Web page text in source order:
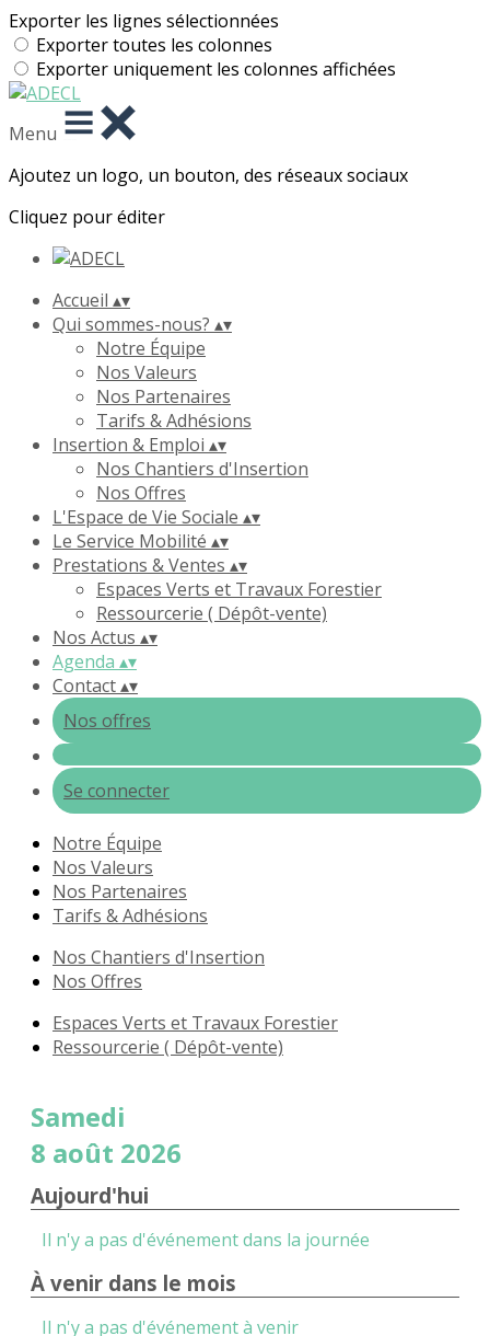
Exporter les lignes sélectionnées
Exporter toutes les colonnes
Exporter uniquement les colonnes affichées
Menu
Ajoutez un logo, un bouton, des réseaux sociaux
Cliquez pour éditer
Accueil ▴▾
Qui sommes-nous? ▴▾
Notre Équipe
Nos Valeurs
Nos Partenaires
Tarifs & Adhésions
Insertion & Emploi ▴▾
Nos Chantiers d'Insertion
Nos Offres
L'Espace de Vie Sociale ▴▾
Le Service Mobilité ▴▾
Prestations & Ventes ▴▾
Espaces Verts et Travaux Forestier
Ressourcerie ( Dépôt-vente)
Nos Actus ▴▾
Agenda ▴▾
Contact▴▾
Nos offres
Se connecter
Notre Équipe
Nos Valeurs
Nos Partenaires
Tarifs & Adhésions
Nos Chantiers d'Insertion
Nos Offres
Espaces Verts et Travaux Forestier
Ressourcerie ( Dépôt-vente)
Samedi
8 août 2026
Aujourd'hui
Il n'y a pas d'événement dans la journée
À venir dans le mois
Il n'y a pas d'événement à venir